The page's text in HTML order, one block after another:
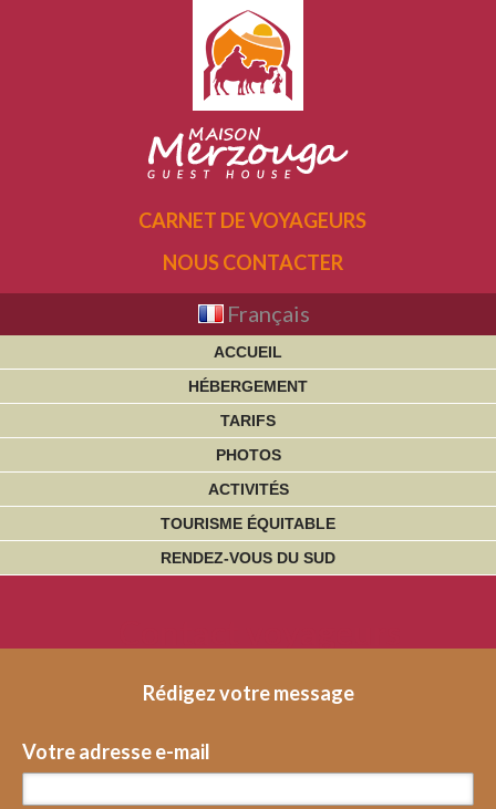
CARNET DE VOYAGEURS
NOUS CONTACTER
Français
ACCUEIL
HÉBERGEMENT
TARIFS
PHOTOS
ACTIVITÉS
TOURISME ÉQUITABLE
RENDEZ-VOUS DU SUD
Rédigez votre message
Votre adresse e-mail